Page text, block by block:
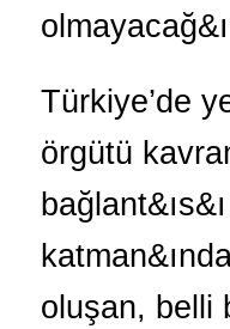
Türkiye’de
örgütü
oluşan, belli